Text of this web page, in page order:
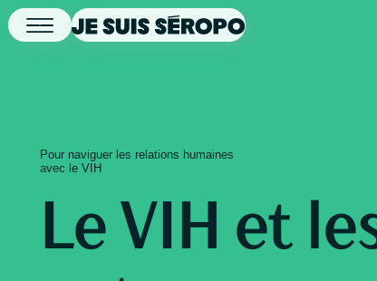
Pour naviguer les relations humaines
avec le VIH
Le VIH et